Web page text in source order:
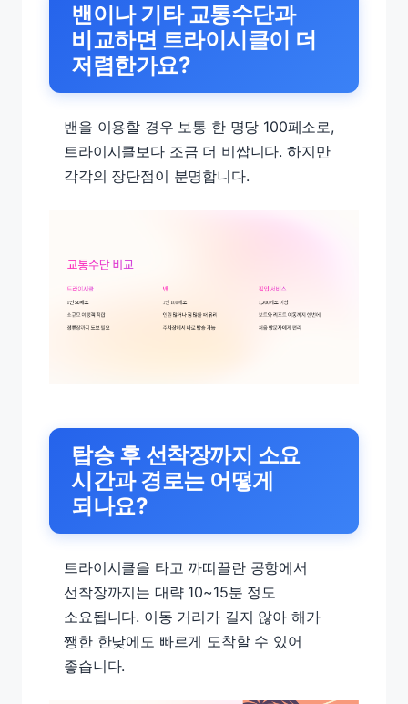
밴이나 기타 교통수단과
비교하면 트라이시클이 더
저렴한가요?
밴을 이용할 경우 보통 한 명당 100페소로,
트라이시클보다 조금 더 비쌉니다. 하지만
각각의 장단점이 분명합니다.
탑승 후 선착장까지 소요
시간과 경로는 어떻게
되나요?
트라이시클을 타고 까띠끌란 공항에서
선착장까지는 대략 10~15분 정도
소요됩니다. 이동 거리가 길지 않아 해가
쨍한 한낮에도 빠르게 도착할 수 있어
좋습니다.